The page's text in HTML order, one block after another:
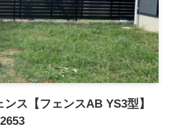
ス【フェンスAB YS3型】